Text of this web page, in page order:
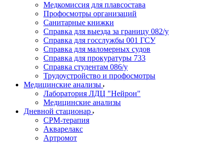
Медкомиссия для плавсостава
Профосмотры организаций
Санитарные книжки
Справка для выезда за границу 082/у
Справка для госслужбы 001 ГСУ
Справка для маломерных судов
Справка для прокуратуры 733
Справка студентам 086/у
Трудоустройство и профосмотры
Медицинские анализы
Лаборатория ЛДЦ "Нейрон"
Медицинские анализы
Дневной стационар
CPM-терапия
Акварелакс
Артромот